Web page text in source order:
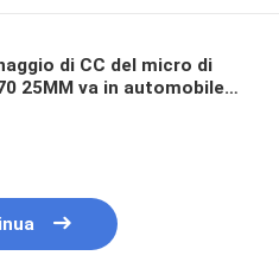
di CC del micro di
25MM va in automobile